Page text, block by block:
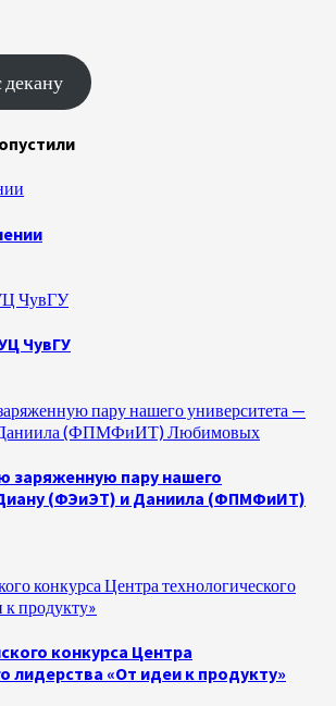
декану
ЧувГУ
ЧувГУ
пару нашего университета —
(ФПМФиИТ) Любимовых
заряженную пару нашего
(ФЭиЭТ) и Даниила (ФПМФиИТ)
конкурса Центра технологического
к продукту»
конкурса Центра
лидерства «От идеи к продукту»